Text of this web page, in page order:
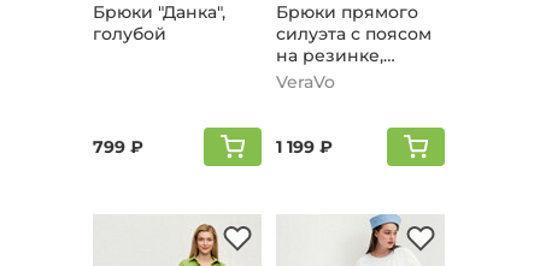
Брюки "Данка",
голубой
799 ₽
Брюки прямого
силуэта с поясом
на резинке,
голубой
VeraVo
1 199 ₽